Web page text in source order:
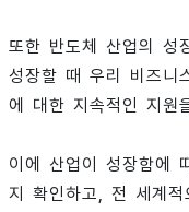
또한 반도체 산업의 성
성장할 때 우리 비즈니
에 대한 지속적인 지원
이에 산업이 성장함에
지 확인하고, 전 세계